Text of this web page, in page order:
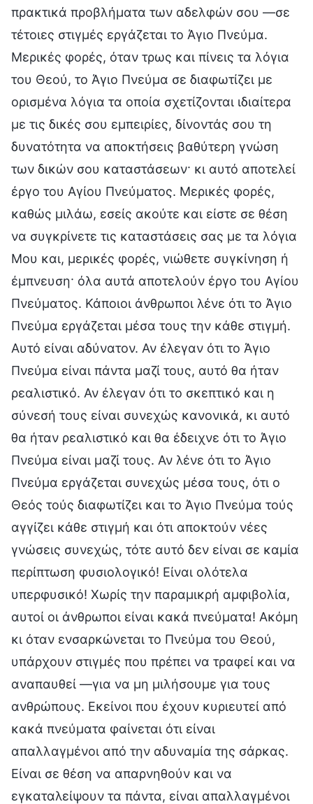
πρακτικά προβλήματα των αδελφών σου —σε
τέτοιες στιγμές εργάζεται το Άγιο Πνεύμα.
Μερικές φορές, όταν τρως και πίνεις τα λόγια
του Θεού, το Άγιο Πνεύμα σε διαφωτίζει με
ορισμένα λόγια τα οποία σχετίζονται ιδιαίτερα
με τις δικές σου εμπειρίες, δίνοντάς σου τη
δυνατότητα να αποκτήσεις βαθύτερη γνώση
των δικών σου καταστάσεων· κι αυτό αποτελεί
έργο του Αγίου Πνεύματος. Μερικές φορές,
καθώς μιλάω, εσείς ακούτε και είστε σε θέση
να συγκρίνετε τις καταστάσεις σας με τα λόγια
Μου και, μερικές φορές, νιώθετε συγκίνηση ή
έμπνευση· όλα αυτά αποτελούν έργο του Αγίου
Πνεύματος. Κάποιοι άνθρωποι λένε ότι το Άγιο
Πνεύμα εργάζεται μέσα τους την κάθε στιγμή.
Αυτό είναι αδύνατον. Αν έλεγαν ότι το Άγιο
Πνεύμα είναι πάντα μαζί τους, αυτό θα ήταν
ρεαλιστικό. Αν έλεγαν ότι το σκεπτικό και η
σύνεσή τους είναι συνεχώς κανονικά, κι αυτό
θα ήταν ρεαλιστικό και θα έδειχνε ότι το Άγιο
Πνεύμα είναι μαζί τους. Αν λένε ότι το Άγιο
Πνεύμα εργάζεται συνεχώς μέσα τους, ότι ο
Θεός τούς διαφωτίζει και το Άγιο Πνεύμα τούς
αγγίζει κάθε στιγμή και ότι αποκτούν νέες
γνώσεις συνεχώς, τότε αυτό δεν είναι σε καμία
περίπτωση φυσιολογικό! Είναι ολότελα
υπερφυσικό! Χωρίς την παραμικρή αμφιβολία,
αυτοί οι άνθρωποι είναι κακά πνεύματα! Ακόμη
κι όταν ενσαρκώνεται το Πνεύμα του Θεού,
υπάρχουν στιγμές που πρέπει να τραφεί και να
αναπαυθεί —για να μη μιλήσουμε για τους
ανθρώπους. Εκείνοι που έχουν κυριευτεί από
κακά πνεύματα φαίνεται ότι είναι
απαλλαγμένοι από την αδυναμία της σάρκας.
Είναι σε θέση να απαρνηθούν και να
εγκαταλείψουν τα πάντα, είναι απαλλαγμένοι